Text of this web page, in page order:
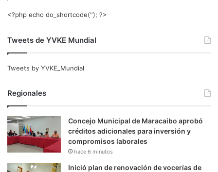
<?php echo do_shortcode(‘‘); ?>
Tweets de YVKE Mundial
Tweets by YVKE_Mundial
Regionales
Concejo Municipal de Maracaibo aprobó
créditos adicionales para inversión y
compromisos laborales
hace 6 minutos
Inició plan de renovación de vocerías de